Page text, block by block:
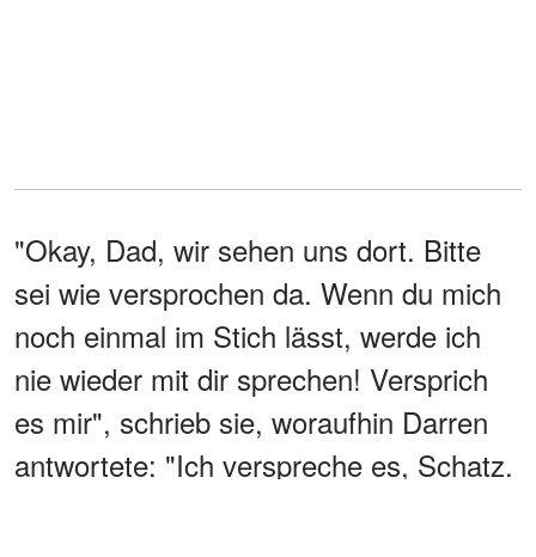
"Okay, Dad, wir sehen uns dort. Bitte
sei wie versprochen da. Wenn du mich
noch einmal im Stich lässt, werde ich
nie wieder mit dir sprechen! Versprich
es mir", schrieb sie, woraufhin Darren
antwortete: "Ich verspreche es, Schatz.